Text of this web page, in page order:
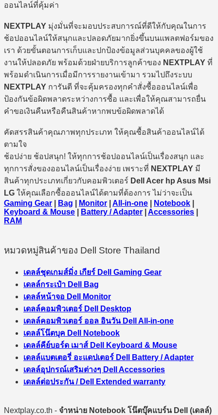
ออนไลน์ที่คุ้มค่า
NEXTPLAY มุ่งมั่นที่จะมอบประสบการณ์ที่ดีให้กับคุณในการ
ช้อปออนไลน์ให้สนุกและปลอดภัยมากยิ่งขึ้นบนแพลตฟอร์มของ
เรา ด้วยขั้นตอนการเก็บและปกป้องข้อมูลส่วนบุคคลของผู้ใช้
งานให้ปลอดภัย พร้อมด้วยฝ่ายบริการลูกค้าของ NEXTPLAY ที่
พร้อมดำเนินการเมื่อมีการรายงานเข้ามา รวมไปถึงระบบ
NEXTPLAY การันตี ที่จะคุ้มครองทุกคำสั่งซื้อออนไลน์เพื่อ
ป้องกันข้อผิดพลาดระหว่างการซื้อ และเพื่อให้คุณสามารถยื่น
คำขอเงินคืนหรือคืนสินค้าหากพบข้อผิดพลาดได้
คัดสรรสินค้าคุณภาพทุกประเภท ให้คุณซื้อสินค้าออนไลน์ได้
ตามใจ
ช้อปง่าย ช้อปสนุก! ให้ทุกการช้อปออนไลน์เป็นเรื่องสนุก และ
ทุกการสั่งของออนไลน์เป็นเรื่องง่าย เพราะที่ NEXTPLAY มี
สินค้าทุกประเภทเกี่ยวกับคอมพิวเตอร์ Dell Acer hp Asus Msi
LG ให้คุณเลือกซื้อออนไลน์ได้ตามที่ต้องการ ไม่ว่าจะเป็น
Gaming Gear
Bag Monitor All-in-one Notebook
Keyboard & Mouse
Battery / Adapter Accessories
RAM
หมวดหมู่สินค้าของ Dell Store Thailand
เดลล์ชุดเกมส์มิ่ง เกียร์ Dell Gaming Gear
เดลล์กระเป๋า Dell Bag
เดลล์หน้าจอ Dell Monitor
เดลล์คอมพิวเตอร์ Dell Desktop
เดลล์คอมพิวเตอร์ ออล อินวัน Dell All-in-one
เดลล์โน๊ตบุค Dell Notebook
เดลล์คีย์บอร์ด เมาส์ Dell Keyboard & Mouse
เดลล์แบตเตอรี่ อะแดปเตอร์ Dell Battery / Adapter
เดลล์อุปกรณ์เสริมต่างๆ Dell Accessories
เดลล์ต่อประกัน / Dell Extended warranty
Nextplay.co.th - จำหน่าย Notebook โน๊ตบุ๊คแบร์น Dell (เดลล์)